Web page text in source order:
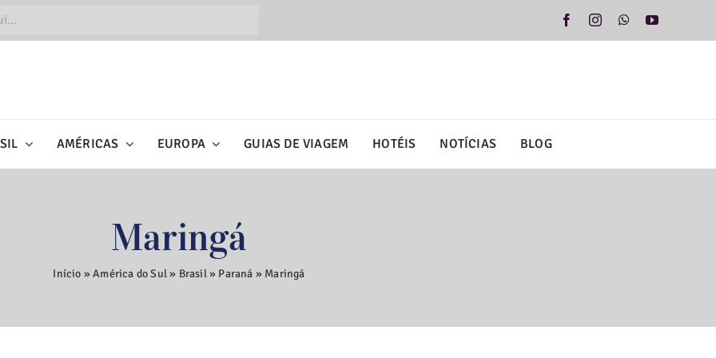
AMÉRICAS EUROPA GUIAS DE VIAGEM HOTÉIS NOTÍCIAS BLOG
Maringá
Início »América do Sul» Brasil» Paraná » Maringá